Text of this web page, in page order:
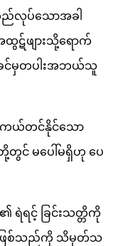
ပ်သောအခါ
ဋ်ဖျားသို့ရောက်
ခင်မှတပါးအဘယ်သူ
ကယ်တင်နိုင်သော
င် မပေါ်မရှိဟု ပေ
ရင့် ခြင်းသတ္တိကို
ဖြစ်သည်ကို သိမှတ်သ